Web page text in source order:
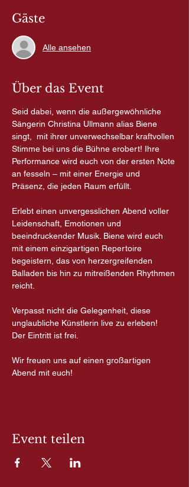
Gäste
Alle ansehen
Über das Event
Seid dabei, wenn die außergewöhnliche
Sängerin Christina Ullmann alias Biene
singt,  mit ihrer unverwechselbar kraftvollen
Stimme bei uns die Bühne erobert! Ihre
Performance wird euch von der ersten Note
an fesseln – mit einer Energie und
Präsenz, die jeden Raum erfüllt.
Erlebt einen unvergesslichen Abend voller
Leidenschaft, Emotionen und
beeindruckender Musik. Biene wird euch
mit einem einzigartigen Repertoire
begeistern, das von herzergreifenden
Balladen bis hin zu mitreißenden Rhythmen
reicht.
Verpasst nicht die Gelegenheit, diese
unglaubliche Künstlerin live zu erleben!
Der Eintritt ist frei.
Wir freuen uns auf einen großartigen
Abend mit euch!
Event teilen